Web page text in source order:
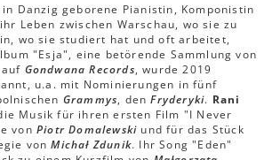
Danzig geborene Pianistin, Komponistin
Leben zwischen Warschau, wo sie zu
wo sie studiert hat und oft arbeitet,
"Esja", eine betörende Sammlung von
Gondwana Records, wurde 2019
u.a. mit Nominierungen in fünf
Grammys, denFryderyki. Rani
Musik für ihren ersten Film "I Never
von Piotr Domalewski und für das Stück
vonMichał Zdunik. Ihr Song "Eden"